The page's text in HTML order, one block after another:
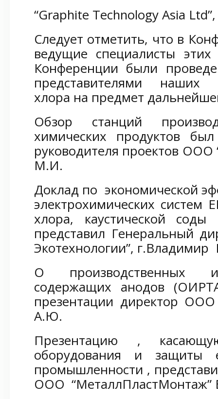
“Graphite Technology Asia
Следует отметить, что в
ведущие специалисты
Конференции были
представителями наших
хлора на предмет
Обзор станций
химических продуктов
руководителя проектов ООО
М.И.
Доклад по экономической
электрохимических систем
хлора, каустической
представил Генеральный
Экотехнологии”,
О производственных
содержащих анодов
презентации директор
А.Ю.
Презентацию ,
оборудования и защиты
промышленности ,
ООО “МеталлПластМонтаж”